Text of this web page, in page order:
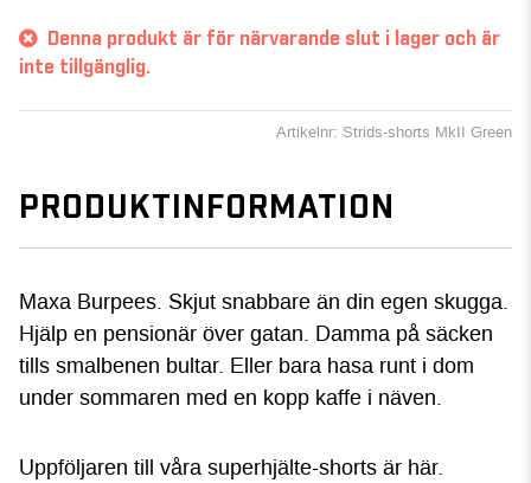
Denna produkt är för närvarande slut i lager och är
inte tillgänglig.
Artikelnr: Strids-shorts MkII Green
PRODUKTINFORMATION
Maxa Burpees. Skjut snabbare än din egen skugga.
Hjälp en pensionär över gatan. Damma på säcken
tills smalbenen bultar. Eller bara hasa runt i dom
under sommaren med en kopp kaffe i näven.
Uppföljaren till våra superhjälte-shorts är här.